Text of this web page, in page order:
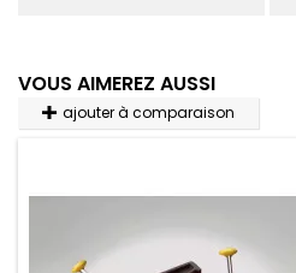
VOUS AIMEREZ AUSSI
ajouter à comparaison